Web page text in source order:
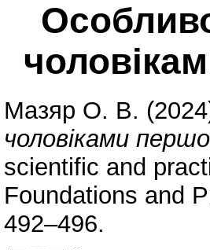
Мазяр О. В.
чоловіками
scientific and
Foundations and
492–496.